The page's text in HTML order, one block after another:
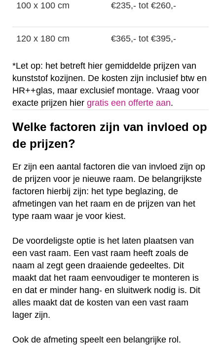
100 x 100 cm €235,- tot €260,-
120 x 180 cm €365,- tot €395,-
*Let op: het betreft hier gemiddelde prijzen van
kunststof kozijnen. De kosten zijn inclusief btw en
HR++glas, maar exclusief montage. Vraag voor
exacte prijzen hier gratis een offerte aan.
Welke factoren zijn van invloed op
de prijzen?
Er zijn een aantal factoren die van invloed zijn op
de prijzen voor je nieuwe raam. De belangrijkste
factoren hierbij zijn: het type beglazing, de
afmetingen van het raam en de prijzen van het
type raam waar je voor kiest.
De voordeligste optie is het laten plaatsen van
een vast raam. Een vast raam heeft zoals de
naam al zegt geen draaiende gedeeltes. Dit
maakt dat het raam eenvoudiger te monteren is
en dat er minder hang- en sluitwerk nodig is. Dit
alles maakt dat de kosten van een vast raam
lager zijn.
Ook de afmeting speelt een belangrijke rol.